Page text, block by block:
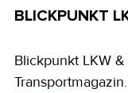
BLICKPUNKT
Blickpunkt LKW